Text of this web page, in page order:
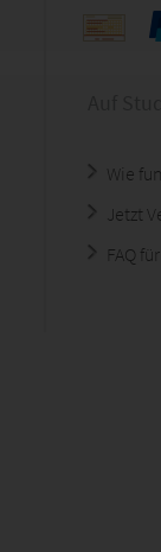
Wie
Jetzt
FAQ